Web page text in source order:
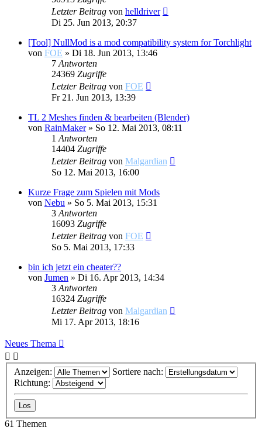
Letzter Beitrag von helldriver
Di 25. Jun 2013, 20:37
[Tool] NullMod is a mod compatibility system for Torchlight
von FOE » Di 18. Jun 2013, 13:46
7 Antworten
24369 Zugriffe
Letzter Beitrag von FOE
Fr 21. Jun 2013, 13:39
TL 2 Meshes finden & bearbeiten (Blender)
von RainMaker» So 12. Mai 2013, 08:11
1 Antworten
14404 Zugriffe
Letzter Beitrag von Malgardian
So 12. Mai 2013, 16:00
Kurze Frage zum Spielen mit Mods
von Nebu » So 5. Mai 2013, 15:31
3 Antworten
16093 Zugriffe
Letzter Beitrag von FOE
So 5. Mai 2013, 17:33
bin ich jetzt ein cheater??
von Jumen » Di 16. Apr 2013, 14:34
3 Antworten
16324 Zugriffe
Letzter Beitrag von Malgardian
Mi 17. Apr 2013, 18:16
Neues Thema
Anzeigen:
Sortiere nach:
Richtung:
61 Themen